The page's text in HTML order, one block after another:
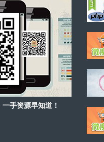
手资源早知道！